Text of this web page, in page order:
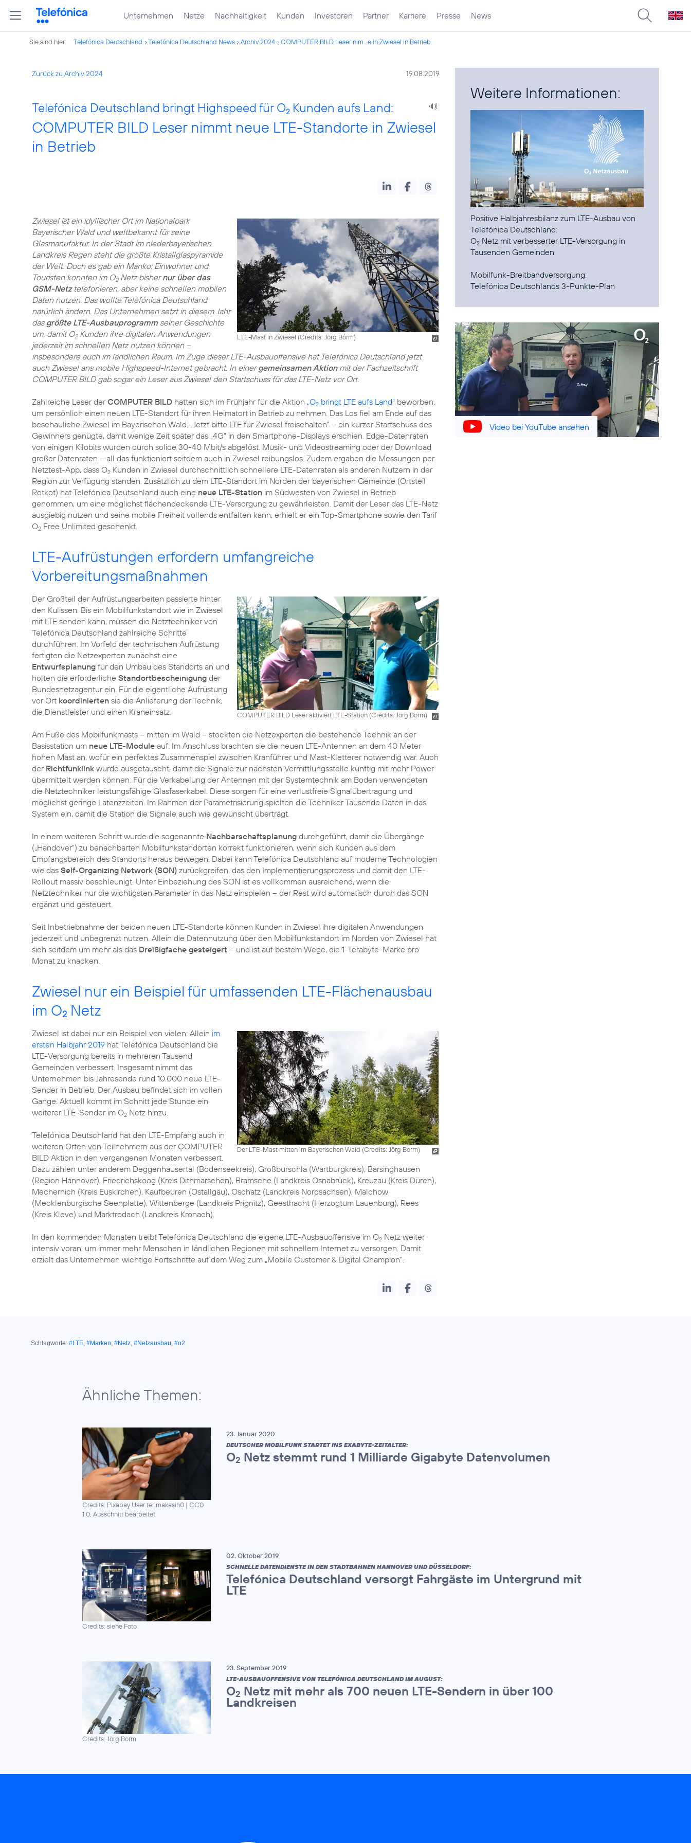
Unternehmen Netze Nachhaltigkeit Kunden Investoren Partner Karriere Presse News
Sie sind hier: Telefónica Deutschland Telefónica Deutschland News Archiv 2024 COMPUTER BILD Leser nim...e in Zwiesel in Betrieb
Zurück zu Archiv 2024 19.08.2019
Telefónica Deutschland bringt Highspeed für O2 Kunden aufs Land:
COMPUTER BILD Leser nimmt neue LTE-Standorte in Zwiesel
in Betrieb
LTE-Mast in Zwiesel (Credits: Jörg Borm)
Zwiesel ist ein idyllischer Ort im Nationalpark
Bayerischer Wald und weltbekannt für seine
Glasmanufaktur. In der Stadt im niederbayerischen
Landkreis Regen steht die größte Kristallglaspyramide
der Welt. Doch es gab ein Manko: Einwohner und
Touristen konnten im O2Netz bishernur über das
GSM-Netztelefonieren, aber keine schnellen mobilen
Daten nutzen. Das wollte Telefónica Deutschland
natürlich ändern. Das Unternehmen setzt in diesem Jahr
das größte LTE-Ausbauprogramm seiner Geschichte
um, damit O2Kunden ihre digitalen Anwendungen
jederzeit im schnellen Netz nutzen können –
insbesondere auch im ländlichen Raum. Im Zuge dieser LTE-Ausbauoffensive hat Telefónica Deutschland jetzt
auch Zwiesel ans mobile Highspeed-Internet gebracht. In einergemeinsamen Aktionmit der Fachzeitschrift
COMPUTER BILD gab sogar ein Leser aus Zwiesel den Startschuss für das LTE-Netz vor Ort.
Zahlreiche Leser derCOMPUTER BILD hatten sich im Frühjahr für die Aktion „O2 bringt LTE aufs Land“ beworben,
um persönlich einen neuen LTE-Standort für ihren Heimatort in Betrieb zu nehmen. Das Los fiel am Ende auf das
beschauliche Zwiesel im Bayerischen Wald. „Jetzt bitte LTE für Zwiesel freischalten“ – ein kurzer Startschuss des
Gewinners genügte, damit wenige Zeit später das „4G“ in den Smartphone-Displays erschien. Edge-Datenraten
von einigen Kilobits wurden durch solide 30-40 Mbit/s abgelöst. Musik- und Videostreaming oder der Download
großer Datenraten – all das funktioniert seitdem auch in Zwiesel reibungslos. Zudem ergaben die Messungen per
Netztest-App, dass O2 Kunden in Zwiesel durchschnittlich schnellere LTE-Datenraten als anderen Nutzern in der
Region zur Verfügung standen. Zusätzlich zu dem LTE-Standort im Norden der bayerischen Gemeinde (Ortsteil
Rotkot) hat Telefónica Deutschland auch eine neue LTE-Station im Südwesten von Zwiesel in Betrieb
genommen, um eine möglichst flächendeckende LTE-Versorgung zu gewährleisten. Damit der Leser das LTE-Netz
ausgiebig nutzen und seine mobile Freiheit vollends entfalten kann, erhielt er ein Top-Smartphone sowie den Tarif
O2 Free Unlimited geschenkt.
LTE-Aufrüstungen erfordern umfangreiche
Vorbereitungsmaßnahmen
COMPUTER BILD Leser aktiviert LTE-Station (Credits: Jörg Borm)
Der Großteil der Aufrüstungsarbeiten passierte hinter
den Kulissen: Bis ein Mobilfunkstandort wie in Zwiesel
mit LTE senden kann, müssen die Netztechniker von
Telefónica Deutschland zahlreiche Schritte
durchführen. Im Vorfeld der technischen Aufrüstung
fertigten die Netzexperten zunächst eine
Entwurfsplanung für den Umbau des Standorts an und
holten die erforderliche Standortbescheinigung der
Bundesnetzagentur ein. Für die eigentliche Aufrüstung
vor Ort koordinierten sie die Anlieferung der Technik,
die Dienstleister und einen Kraneinsatz.
Am Fuße des Mobilfunkmasts – mitten im Wald – stockten die Netzexperten die bestehende Technik an der
Basisstation um neue LTE-Module auf. Im Anschluss brachten sie die neuen LTE-Antennen an dem 40 Meter
hohen Mast an, wofür ein perfektes Zusammenspiel zwischen Kranführer und Mast-Kletterer notwendig war. Auch
der Richtfunklink wurde ausgetauscht, damit die Signale zur nächsten Vermittlungsstelle künftig mit mehr Power
übermittelt werden können. Für die Verkabelung der Antennen mit der Systemtechnik am Boden verwendeten
die Netztechniker leistungsfähige Glasfaserkabel. Diese sorgen für eine verlustfreie Signalübertragung und
möglichst geringe Latenzzeiten. Im Rahmen der Parametrisierung spielten die Techniker Tausende Daten in das
System ein, damit die Station die Signale auch wie gewünscht überträgt.
In einem weiteren Schritt wurde die sogenannte Nachbarschaftsplanung durchgeführt, damit die Übergänge
(„Handover“) zu benachbarten Mobilfunkstandorten korrekt funktionieren, wenn sich Kunden aus dem
Empfangsbereich des Standorts heraus bewegen. Dabei kann Telefónica Deutschland auf moderne Technologien
wie das Self-Organizing Network (SON) zurückgreifen, das den Implementierungsprozess und damit den LTE-
Rollout massiv beschleunigt. Unter Einbeziehung des SON ist es vollkommen ausreichend, wenn die
Netztechniker nur die wichtigsten Parameter in das Netz einspielen – der Rest wird automatisch durch das SON
ergänzt und gesteuert.
Seit Inbetriebnahme der beiden neuen LTE-Standorte können Kunden in Zwiesel ihre digitalen Anwendungen
jederzeit und unbegrenzt nutzen. Allein die Datennutzung über den Mobilfunkstandort im Norden von Zwiesel hat
sich seitdem um mehr als das Dreißigfache gesteigert – und ist auf bestem Wege, die 1-Terabyte-Marke pro
Monat zu knacken.
Zwiesel nur ein Beispiel für umfassenden LTE-Flächenausbau
im O2 Netz
Der LTE-Mast mitten im Bayerischen Wald (Credits: Jörg Borm)
Zwiesel ist dabei nur ein Beispiel von vielen: Allein im
ersten Halbjahr 2019 hat Telefónica Deutschland die
LTE-Versorgung bereits in mehreren Tausend
Gemeinden verbessert. Insgesamt nimmt das
Unternehmen bis Jahresende rund 10.000 neue LTE-
Sender in Betrieb. Der Ausbau befindet sich im vollen
Gange. Aktuell kommt im Schnitt jede Stunde ein
weiterer LTE-Sender im O2 Netz hinzu.
Telefónica Deutschland hat den LTE-Empfang auch in
weiteren Orten von Teilnehmern aus der COMPUTER
BILD Aktion in den vergangenen Monaten verbessert.
Dazu zählen unter anderem Deggenhausertal (Bodenseekreis), Großburschla (Wartburgkreis), Barsinghausen
(Region Hannover), Friedrichskoog (Kreis Dithmarschen), Bramsche (Landkreis Osnabrück), Kreuzau (Kreis Düren),
Mechernich (Kreis Euskirchen), Kaufbeuren (Ostallgäu), Oschatz (Landkreis Nordsachsen), Malchow
(Mecklenburgische Seenplatte), Wittenberge (Landkreis Prignitz), Geesthacht (Herzogtum Lauenburg), Rees
(Kreis Kleve) und Marktrodach (Landkreis Kronach).
In den kommenden Monaten treibt Telefónica Deutschland die eigene LTE-Ausbauoffensive im O2 Netz weiter
intensiv voran, um immer mehr Menschen in ländlichen Regionen mit schnellem Internet zu versorgen. Damit
erzielt das Unternehmen wichtige Fortschritte auf dem Weg zum „Mobile Customer & Digital Champion“.
Weitere Informationen:
Positive Halbjahresbilanz zum LTE-Ausbau von
O2 Netz mit verbesserter LTE-Versorgung in
Tausenden Gemeinden
Telefónica Deutschlands 3-Punkte-Plan
Video bei YouTube ansehen
Schlagworte: #LTE, #Marken, #Netz, #Netzausbau, #o2
Ähnliche Themen:
Credits: Pixabay User terimakasih0 | CC0
1.0, Ausschnitt bearbeitet
23. Januar 2020
DEUTSCHER MOBILFUNK STARTET INS EXABYTE-ZEITALTER:
O2 Netz stemmt rund 1 Milliarde Gigabyte Datenvolumen
Credits: siehe Foto
02. Oktober 2019
SCHNELLE DATENDIENSTE IN DEN STADTBAHNEN HANNOVER UND DÜSSELDORF:
Telefónica Deutschland versorgt Fahrgäste im Untergrund mit
LTE
Credits: Jörg Borm
23. September 2019
LTE-AUSBAUOFFENSIVE VON TELEFÓNICA DEUTSCHLAND IM AUGUST:
O2 Netz mit mehr als 700 neuen LTE-Sendern in über 100
Landkreisen